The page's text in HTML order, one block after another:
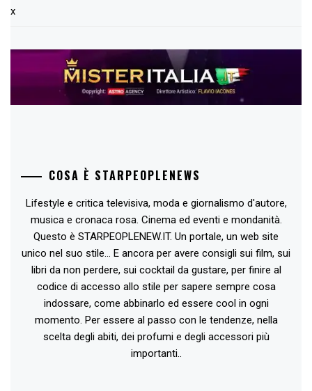
x
COSA È STARPEOPLENEWS
Lifestyle e critica televisiva, moda e giornalismo d'autore,
musica e cronaca rosa. Cinema ed eventi e mondanità.
Questo è STARPEOPLENEW.IT. Un portale, un web site
unico nel suo stile... E ancora per avere consigli sui film, sui
libri da non perdere, sui cocktail da gustare, per finire al
codice di accesso allo stile per sapere sempre cosa
indossare, come abbinarlo ed essere cool in ogni
momento. Per essere al passo con le tendenze, nella
scelta degli abiti, dei profumi e degli accessori più
importanti..